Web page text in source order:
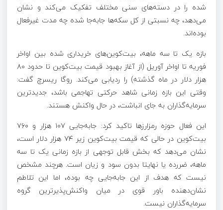
شده را در دسته‌های سنی مختلف تفکیک می‌کند و نشان
می‌دهد، چه نسبتی از کل سکه‌ها جابه‌جا شده چه مدت غیرفعال
بوده‌اند.
بازه یک تا سه ماهه، بیت‌کوین‌های خریداری‌ شده بین اواخر
فوریه تا اواخر آوریل (از آغاز بهبود قیمت بیت‌کوین تا حدود ۸۰
هزار دلار در ماه گذشته) را ردیابی می‌کند. روگا ریسرچ گفت:
وقتی این بازه زمانی شاهد حرکتی تهاجمی باشد، جدیدترین
سرمایه‌گذاران به جای انباشت، در حال واکنش هستند.
این فعال حوزه رمزارزها تاکید کرد: جابه‌جایی ۱۰۷ هزار و ۷۶۰
بیت‌کوین در حالی که قیمت بیت‌کوین زیر ۷۴ هزار دلار است،
نشان می‌دهد که بخش قابل توجهی از بازه زمانی یک تا سه
ماهه، ضررده یا نهایتا بدون سود و زیان است. هرچند مشخص
نیست که هدف از این جابه‌جایی چه بوده، اما این تلاطم
نشان‌دهنده باور قوی در میان واکنش‌پذیرترین گروه
سرمایه‌گذاران نیست.